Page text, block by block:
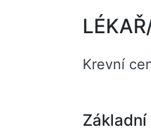
Krevní